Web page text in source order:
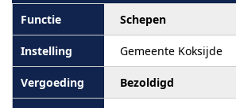
Schepen
Gemeente Koksijde
Bezoldigd